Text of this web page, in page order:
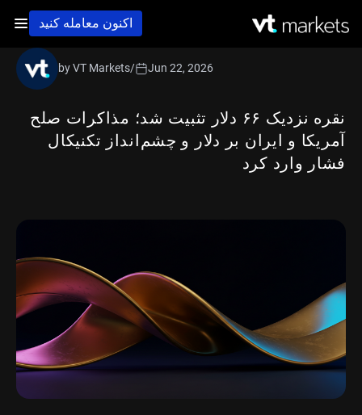
اکنون معامله کنید
نقره نزدیک ۶۶ دلار تثبیت شد؛ مذاکرات صلح
آمریکا و ایران بر دلار و چشم‌انداز تکنیکال
فشار وارد کرد
by VT Markets/ Jun 22, 2026